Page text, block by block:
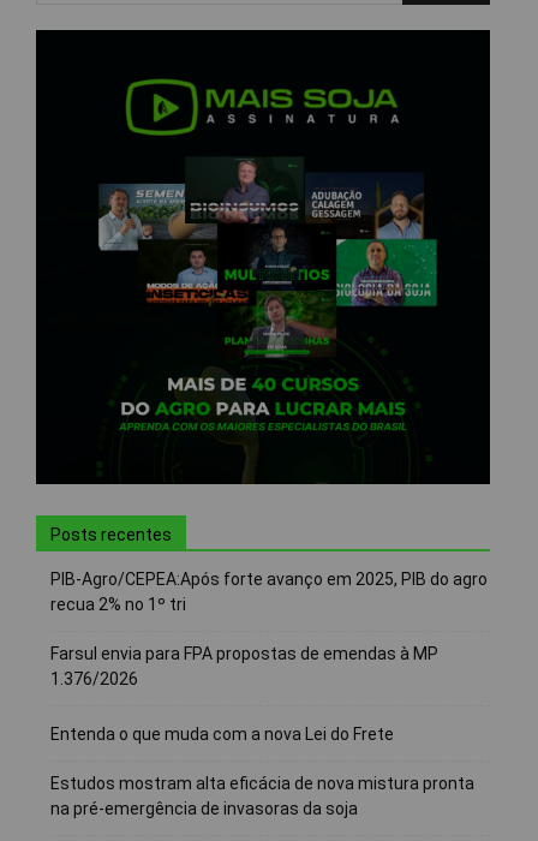
Posts recentes
PIB-Agro/CEPEA:Após forte avanço em 2025, PIB do agro
recua 2% no 1º tri
Farsul envia para FPA propostas de emendas à MP
1.376/2026
Entenda o que muda com a nova Lei do Frete
Estudos mostram alta eficácia de nova mistura pronta
na pré-emergência de invasoras da soja